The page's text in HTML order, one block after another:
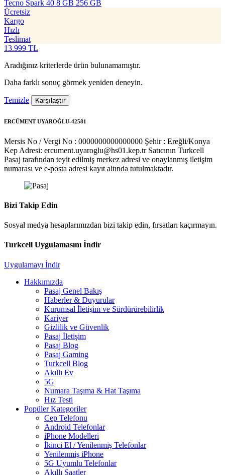
Tecno Spark 40 8 GB 256 GB
Ücretsiz
Kargo
Hızlı
Teslimat
13.999 TL
Aradığınız kriterlerde ürün bulunamamıştır.
Daha farklı sonuç görmek yeniden deneyin.
Temizle Karşılaştır
ERCÜMENT UYAROĞLU-42581
Mersis No / Vergi No : 0000000000000000 Şehir : Ereğli/Konya
Kep Adresi: ercument.uyaroglu@hs01.kep.tr Satıcının Turkcell
Pasaj tarafından teyit edilmiş merkez adresi ve onaylanmış iletişim
numarası ve e-posta adresi kayıt altında tutulmaktadır.
Bizi Takip Edin
Sosyal medya hesaplarımızdan bizi takip edin, fırsatları kaçırmayın.
Turkcell Uygulamasını İndir
Uygulamayı İndir
Hakkımızda
Pasaj Genel Bakış
Haberler & Duyurular
Kurumsal İletişim ve Sürdürürebilirlik
Kariyer
Gizlilik ve Güvenlik
Pasaj İletişim
Pasaj Blog
Pasaj Gaming
Turkcell Blog
Akıllı Ev
5G
Numara Taşıma & Hat Taşıma
Hız Testi
Popüler Kategoriler
Cep Telefonu
Android Telefonlar
iPhone Modelleri
İkinci El / Yenilenmiş Telefonlar
Yenilenmiş iPhone
5G Uyumlu Telefonlar
Akıllı Saatler